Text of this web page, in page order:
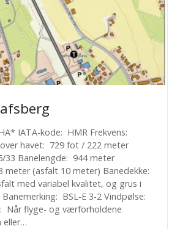
IATA-kode: HMR Frekvens:
havet: 729 fot / 222 meter
33 Banelengde: 944 meter
meter (asfalt 10 meter) Banedekke:
med variabel kvalitet, og grus i
BSL-E 3-2 Vindpølse:
Når flyge- og værforholdene
eller…